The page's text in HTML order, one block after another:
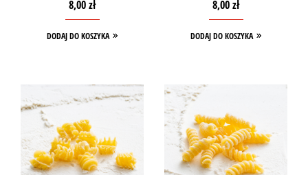
8,00zł
DODAJ DO KOSZYKA
8,00zł
DODAJ DO KOSZYKA